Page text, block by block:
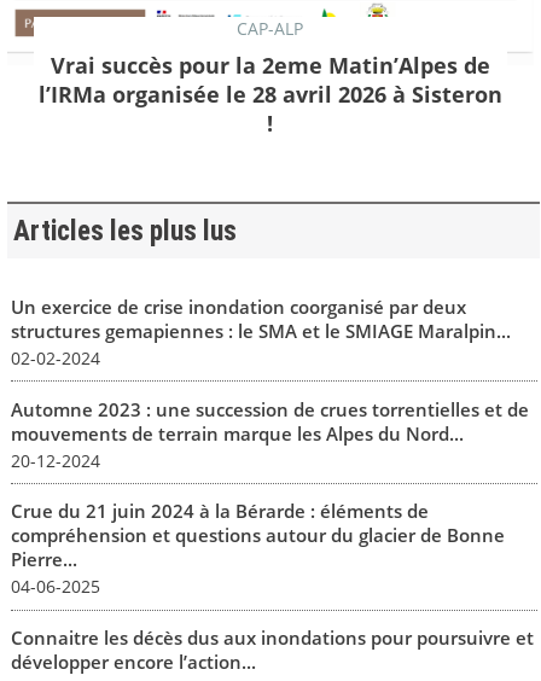
CAP-ALP
Vrai succès pour la 2eme Matin’Alpes de
l’IRMa organisée le 28 avril 2026 à Sisteron
!
Articles les plus lus
Un exercice de crise inondation coorganisé par deux
structures gemapiennes : le SMA et le SMIAGE Maralpin...
02-02-2024
Automne 2023 : une succession de crues torrentielles et de
mouvements de terrain marque les Alpes du Nord...
20-12-2024
Crue du 21 juin 2024 à la Bérarde : éléments de
compréhension et questions autour du glacier de Bonne
Pierre...
04-06-2025
Connaitre les décès dus aux inondations pour poursuivre et
développer encore l’action...